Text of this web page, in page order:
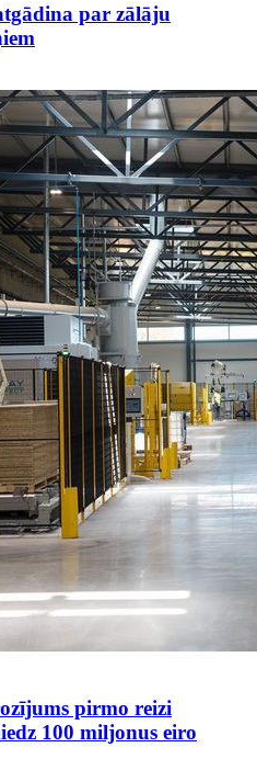
par zālāju
pirmo reizi
100 miljonus eiro